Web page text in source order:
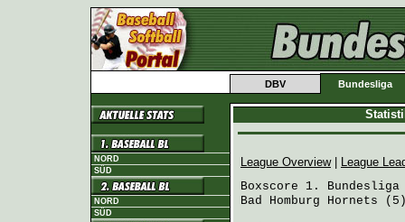
DBV Bundesliga
NORD
SÜD
NORD
SÜD
League Overview|
League
Boxscore 1. Bundesliga
Bad Homburg Hornets